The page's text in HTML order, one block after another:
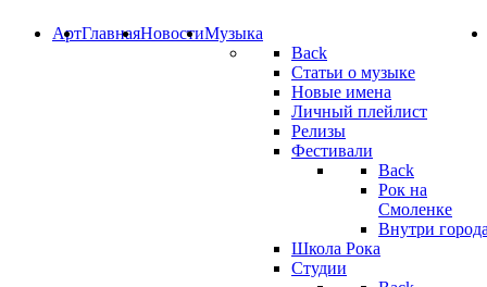
Музыка
Back
Статьи о музыке
Новые имена
Личный плейлист
Релизы
Фестивали
Back
Рок на
Смоленке
Внутри
Школа Рока
Студии
Новости
Главная
Арт